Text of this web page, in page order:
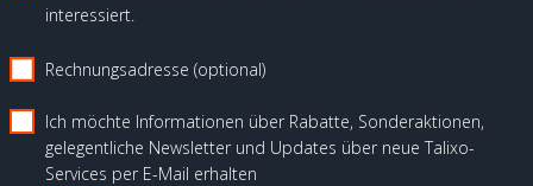
interessiert.
Rechnungsadresse (optional)
Ich möchte Informationen über Rabatte, Sonderaktionen,
gelegentliche Newsletter und Updates über neue Talixo-
Services per E-Mail erhalten